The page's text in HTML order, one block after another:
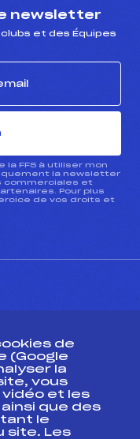
newsletter
clubs et des Équipes
la FFS à utiliser mon
la newsletter
commerciales et
Pour plus
de vos droits et
de
(Google
la
vous
et les
que des
le
site. Les